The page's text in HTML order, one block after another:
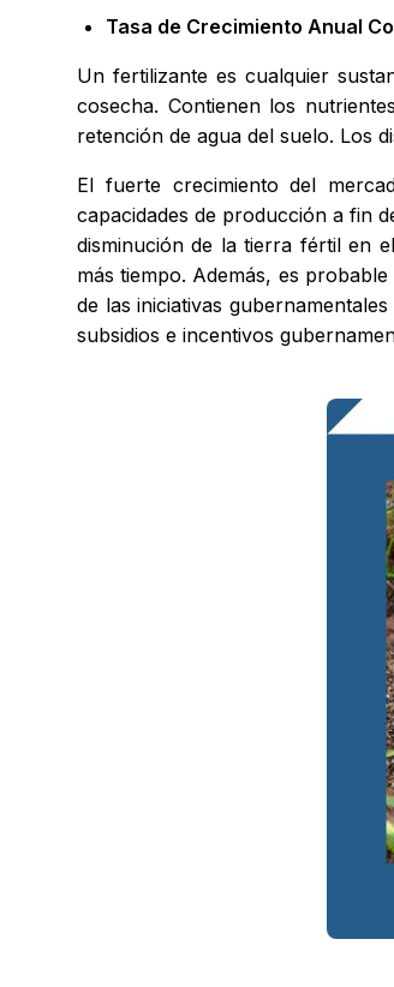
Tasa de Crecimiento Anual
Un fertilizante es cualquier
cosecha. Contienen los
retención de agua del suelo. Los
El fuerte crecimiento del
capacidades de producción a fin
disminución de la tierra fértil en
más tiempo. Además, es
de las iniciativas
subsidios e incentivos